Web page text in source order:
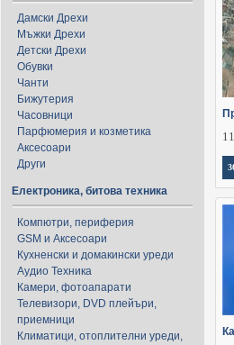
Дамски Дрехи
Мъжки Дрехи
Детски Дрехи
Обувки
Чанти
Бижутерия
Часовници
Парфюмерия и козметика
Аксесоари
Други
Електроника, битова техника
Компютри, периферия
GSM и Аксесоари
Кухненски и домакински уреди
Аудио Техника
Камери, фотоапарати
Телевизори, DVD плейъри,
приемници
Климатици, отоплителни уреди,